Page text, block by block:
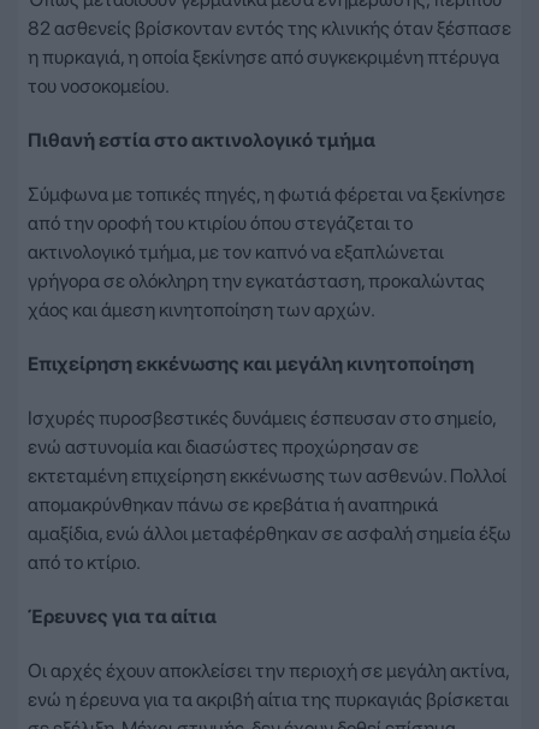
82 ασθενείς βρίσκονταν εντός της κλινικής όταν ξέσπασε
η πυρκαγιά, η οποία ξεκίνησε από συγκεκριμένη πτέρυγα
του νοσοκομείου.
Πιθανή εστία στο ακτινολογικό τμήμα
Σύμφωνα με τοπικές πηγές, η φωτιά φέρεται να ξεκίνησε
από την οροφή του κτιρίου όπου στεγάζεται το
ακτινολογικό τμήμα, με τον καπνό να εξαπλώνεται
γρήγορα σε ολόκληρη την εγκατάσταση, προκαλώντας
χάος και άμεση κινητοποίηση των αρχών.
Επιχείρηση εκκένωσης και μεγάλη κινητοποίηση
Ισχυρές πυροσβεστικές δυνάμεις έσπευσαν στο σημείο,
ενώ αστυνομία και διασώστες προχώρησαν σε
εκτεταμένη επιχείρηση εκκένωσης των ασθενών. Πολλοί
απομακρύνθηκαν πάνω σε κρεβάτια ή αναπηρικά
αμαξίδια, ενώ άλλοι μεταφέρθηκαν σε ασφαλή σημεία έξω
από το κτίριο.
Έρευνες για τα αίτια
Οι αρχές έχουν αποκλείσει την περιοχή σε μεγάλη ακτίνα,
ενώ η έρευνα για τα ακριβή αίτια της πυρκαγιάς βρίσκεται